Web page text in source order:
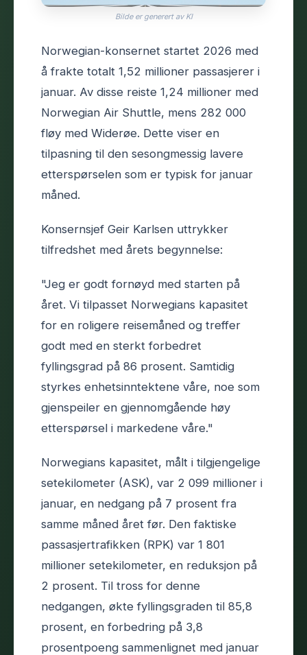
Bilde er generert av KI
Norwegian-konsernet startet 2026 med
å frakte totalt 1,52 millioner passasjerer i
januar. Av disse reiste 1,24 millioner med
Norwegian Air Shuttle, mens 282 000
fløy med Widerøe. Dette viser en
tilpasning til den sesongmessig lavere
etterspørselen som er typisk for januar
måned.
Konsernsjef Geir Karlsen uttrykker
tilfredshet med årets begynnelse:
"Jeg er godt fornøyd med starten på
året. Vi tilpasset Norwegians kapasitet
for en roligere reisemåned og treffer
godt med en sterkt forbedret
fyllingsgrad på 86 prosent. Samtidig
styrkes enhetsinntektene våre, noe som
gjenspeiler en gjennomgående høy
etterspørsel i markedene våre."
Norwegians kapasitet, målt i tilgjengelige
setekilometer (ASK), var 2 099 millioner i
januar, en nedgang på 7 prosent fra
samme måned året før. Den faktiske
passasjertrafikken (RPK) var 1 801
millioner setekilometer, en reduksjon på
2 prosent. Til tross for denne
nedgangen, økte fyllingsgraden til 85,8
prosent, en forbedring på 3,8
prosentpoeng sammenlignet med januar